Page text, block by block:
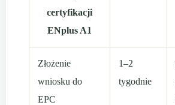
certyfikacji
ENplus A1
Złożenie
wniosku do
EPC
1–2
tygodnie